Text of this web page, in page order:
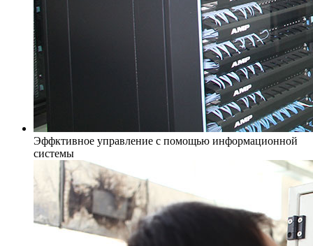
Эффктивное управление с помощью информационной
системы